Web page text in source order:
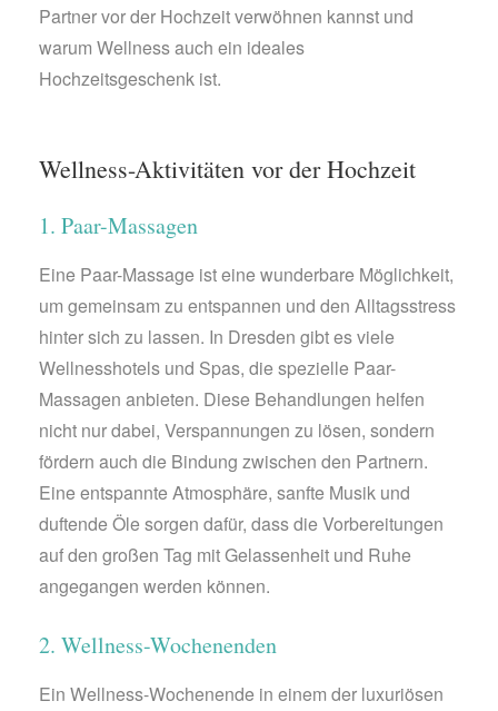
Partner vor der Hochzeit verwöhnen kannst und
warum Wellness auch ein ideales
Hochzeitsgeschenk ist.
Wellness-Aktivitäten vor der Hochzeit
1. Paar-Massagen
Eine Paar-Massage ist eine wunderbare Möglichkeit,
um gemeinsam zu entspannen und den Alltagsstress
hinter sich zu lassen. In Dresden gibt es viele
Wellnesshotels und Spas, die spezielle Paar-
Massagen anbieten. Diese Behandlungen helfen
nicht nur dabei, Verspannungen zu lösen, sondern
fördern auch die Bindung zwischen den Partnern.
Eine entspannte Atmosphäre, sanfte Musik und
duftende Öle sorgen dafür, dass die Vorbereitungen
auf den großen Tag mit Gelassenheit und Ruhe
angegangen werden können.
2. Wellness-Wochenenden
Ein Wellness-Wochenende in einem der luxuriösen